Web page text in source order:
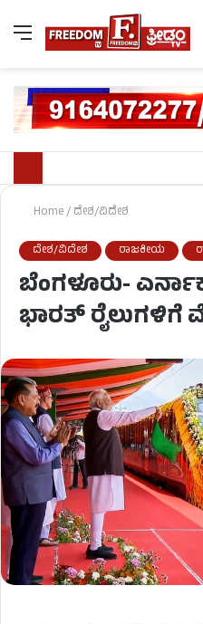
Home/ದೇಶ/ವಿದೇಶ
ದೇಶ/ವಿದೇಶ ರಾಜಕೀಯ
ಬೆಂಗಳೂರು-
ಭಾರತ್​​​​